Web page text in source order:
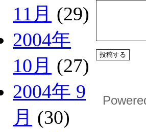
11月 (29)
2004年
10月 (27)
2004年 9
月 (30)